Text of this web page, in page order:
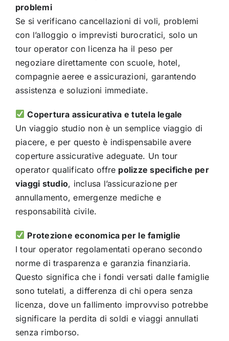
problemi
Se si verificano cancellazioni di voli, problemi
con l’alloggio o imprevisti burocratici, solo un
tour operator con licenza ha il peso per
negoziare direttamente con scuole, hotel,
compagnie aeree e assicurazioni, garantendo
assistenza e soluzioni immediate.
Copertura assicurativa e tutela legale
Un viaggio studio non è un semplice viaggio di
piacere, e per questo è indispensabile avere
coperture assicurative adeguate. Un tour
operator qualificato offre polizze specifiche per
viaggi studio, inclusa l’assicurazione per
annullamento, emergenze mediche e
responsabilità civile.
Protezione economica per le famiglie
I tour operator regolamentati operano secondo
norme di trasparenza e garanzia finanziaria.
Questo significa che i fondi versati dalle famiglie
sono tutelati, a differenza di chi opera senza
licenza, dove un fallimento improvviso potrebbe
significare la perdita di soldi e viaggi annullati
senza rimborso.